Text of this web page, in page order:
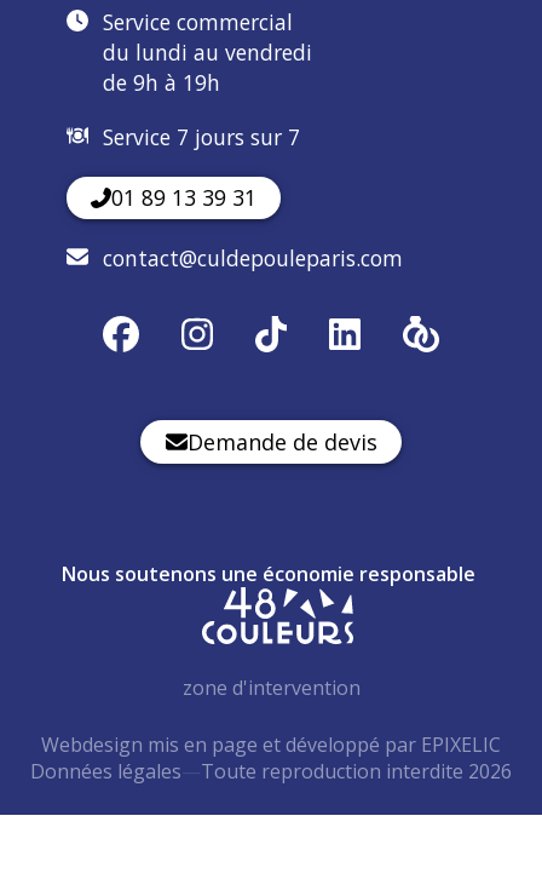
Service commercial
du lundi au vendredi
de 9h à 19h
Service 7 jours sur 7
01 89 13 39 31
contact@culdepouleparis.com
Demande de devis
Nous soutenons une économie responsable
zone d'intervention
Webdesign mis en page et développé par EPIXELIC
—
Données légales—Toute reproduction interdite 2026